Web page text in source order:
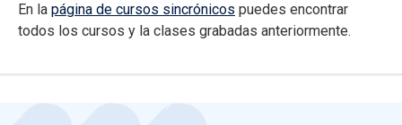
En la página de cursos sincrónicos puedes encontrar
todos los cursos y la clases grabadas anteriormente.